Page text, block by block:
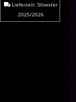
Lieferzeit:Silvester
2025/2026